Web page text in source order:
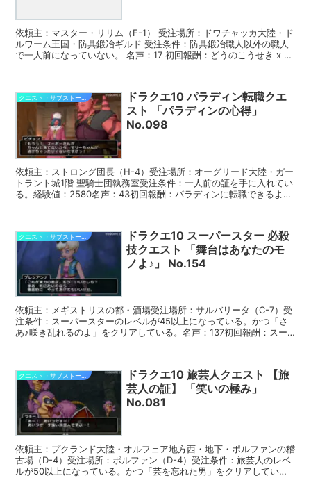
依頼主：マスター・リリム（F-1） 受注場所：ドワチャッカ大陸・ド
ルワーム王国・防具鍛冶ギルド 受注条件：防具鍛冶職人以外の職人
で一人前になっていない。 名声：17 初回報酬：どうのこうせき x 5
クエスト・サブストーリー攻略
ドラクエ10 パラディン転職クエ
スト 「パラディンの心得」
No.098
依頼主：ストロング団長（H-4）受注場所：オーグリード大陸・ガー
トラント城1階 聖騎士団執務室受注条件：一人前の証を手に入れてい
る。経験値：2580名声：43初回報酬：パラディンに転職できるよう
ドラクエ10 スーパースター 必殺
技クエスト 「舞台はあなたのモ
ノよ♪」 No.154
依頼主：メギストリスの都・酒場受注場所：サルバリータ（C-7）受
注条件：スーパースターのレベルが45以上になっている。かつ「さ
あ♪咲き乱れるのよ」をクリアしている。名声：137初回報酬：スー
ドラクエ10 旅芸人クエスト 【旅
芸人の証】 「笑いの極み」
No.081
依頼主：プクランド大陸・オルフェア地方西・地下・ポルファンの稽
古場（D-4）受注場所：ポルファン（D-4）受注条件：旅芸人のレベ
ルが50以上になっている。かつ「芸を忘れた男」をクリアしてい